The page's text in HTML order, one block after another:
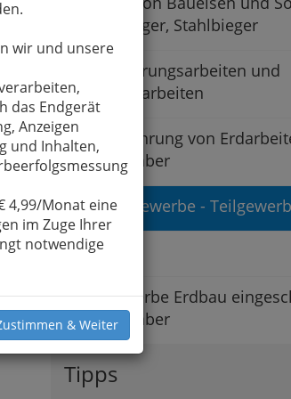
wir und unsere
das Endgerät
Anzeigen
und Inhalten,
4,99/Monat eine
im Zuge Ihrer
notwendige
& Weiter
Eisenbieger, Stahlbieger
Demolierungsarbeiten und
Abbrucharbeiten
Durchführung von
Deichgräber
Erdbaugewerbe -
LI Bau
Teilgewerbe Erdbau
Totengräber
Tipps